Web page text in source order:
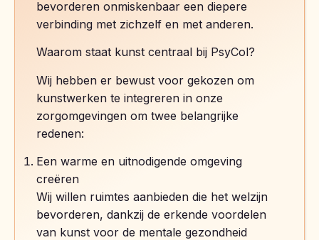
bevorderen onmiskenbaar een diepere
verbinding met zichzelf en met anderen.
Waarom staat kunst centraal bij PsyCol?
Wij hebben er bewust voor gekozen om
kunstwerken te integreren in onze
zorgomgevingen om twee belangrijke
redenen:
Een warme en uitnodigende omgeving
creëren
Wij willen ruimtes aanbieden die het welzijn
bevorderen, dankzij de erkende voordelen
van kunst voor de mentale gezondheid